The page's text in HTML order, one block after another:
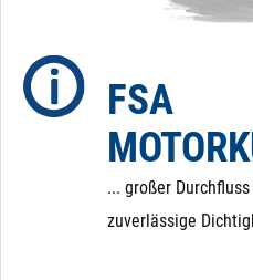
dass der Kugelhahn im
eine definierte Position
FSA
... großer
zuverlässige